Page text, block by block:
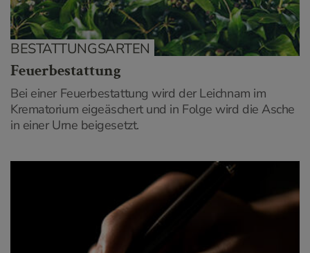
BESTATTUNGSARTEN
Feuerbestattung
Bei einer Feuerbestattung wird der Leichnam im
Krematorium eigeäschert und in Folge wird die Asche
in einer Urne beigesetzt.